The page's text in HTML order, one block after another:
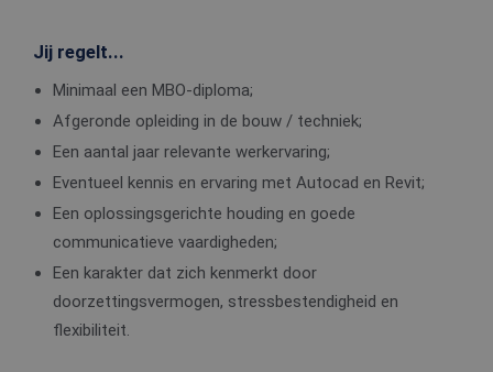
Jij regelt...
Minimaal een MBO-diploma;
Afgeronde opleiding in de bouw / techniek;
Een aantal jaar relevante werkervaring;
Eventueel kennis en ervaring met Autocad en Revit;
Een oplossingsgerichte houding en goede
communicatieve vaardigheden;
Een karakter dat zich kenmerkt door
doorzettingsvermogen, stressbestendigheid en
flexibiliteit.